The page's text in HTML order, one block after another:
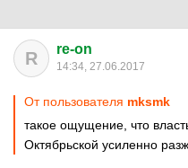
R re-on
14:34, 27.06.2017
От пользователя mksmk
такое ощущение, что
Октябрьской усиленно